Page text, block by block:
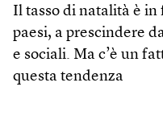
Il tasso di natalità è
paesi, a prescindere
e sociali. Ma c’è un
questa tendenza